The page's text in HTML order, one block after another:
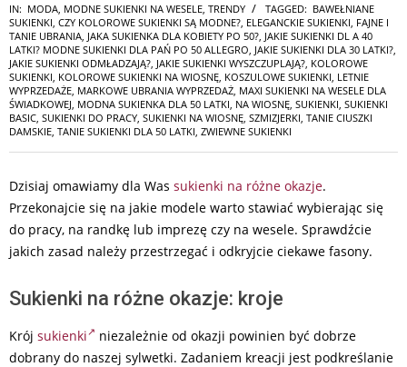
IN: MODA MODNE SUKIENKI NA WESELE TRENDY TAGGED: BAWEŁNIANE
SUKIENKI CZY KOLOROWE SUKIENKI SĄ MODNE? ELEGANCKIE SUKIENKI FAJNE I
TANIE UBRANIA JAKA SUKIENKA DLA KOBIETY PO 50? JAKIE SUKIENKI DL A 40
LATKI? MODNE SUKIENKI DLA PAŃ PO 50 ALLEGRO JAKIE SUKIENKI DLA 30 LATKI?
JAKIE SUKIENKI ODMŁADZAJĄ? JAKIE SUKIENKI WYSZCZUPLAJĄ? KOLOROWE
SUKIENKI KOLOROWE SUKIENKI NA WIOSNĘ KOSZULOWE SUKIENKI LETNIE
WYPRZEDAŻE MARKOWE UBRANIA WYPRZEDAŻ MAXI SUKIENKI NA WESELE DLA
ŚWIADKOWEJ MODNA SUKIENKA DLA 50 LATKI NA WIOSNĘ SUKIENKI SUKIENKI
BASIC SUKIENKI DO PRACY SUKIENKI NA WIOSNĘ SZMIZJERKI TANIE CIUSZKI
DAMSKIE TANIE SUKIENKI DLA 50 LATKI ZWIEWNE SUKIENKI
Dzisiaj omawiamy dla Was sukienki na różne okazje.
Przekonajcie się na jakie modele warto stawiać wybierając się
do pracy, na randkę lub imprezę czy na wesele. Sprawdźcie
jakich zasad należy przestrzegać i odkryjcie ciekawe fasony.
Sukienki na różne okazje: kroje
Krój sukienki
niezależnie od okazji powinien być dobrze
dobrany do naszej sylwetki. Zadaniem kreacji jest podkreślanie